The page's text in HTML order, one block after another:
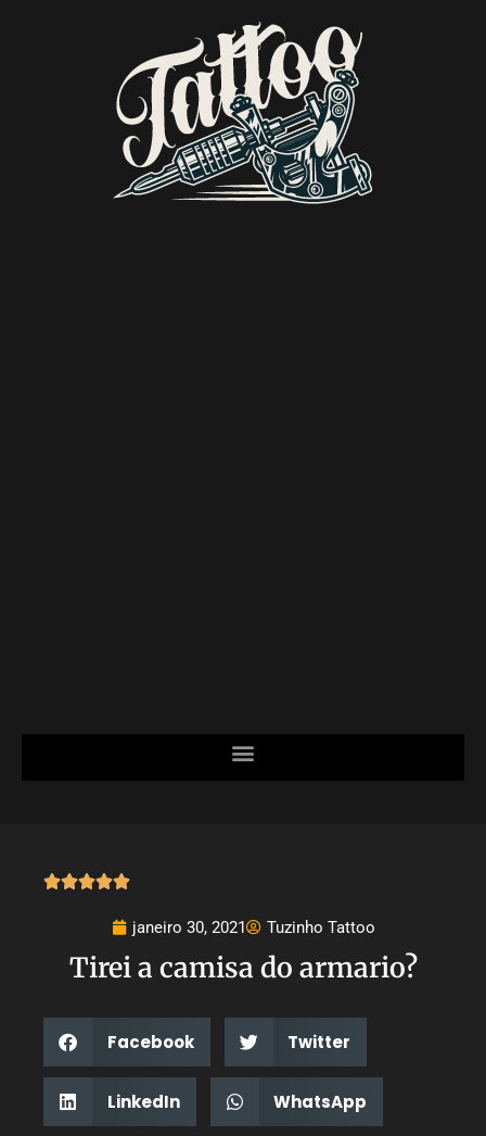

janeiro 30, 2021 Tuzinho Tattoo
Tirei a camisa do armario?
Facebook Twitter
LinkedIn WhatsApp